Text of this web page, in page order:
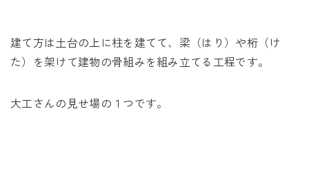
お問い合わせ
建て方は土台の上に柱を建てて、梁（はり）や桁（け
た）を架けて建物の骨組みを組み立てる工程です。
大工さんの見せ場の１つです。